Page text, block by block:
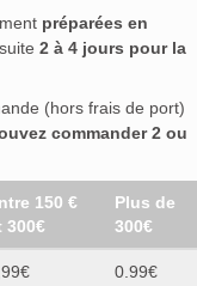
préparées en
2 à 4 jours pour la
(hors frais de port)
commander 2 ou
150 €
300€
Plus de
300€
0.99€